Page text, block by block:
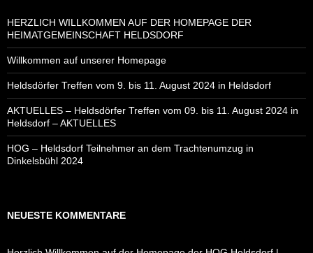
HERZLICH WILLKOMMEN AUF DER HOMEPAGE DER
HEIMATGEMEINSCHAFT HELDSDORF
Willkommen auf unserer Homepage
Heldsdörfer Treffen vom 9. bis 11. August 2024 in Heldsdorf
AKTUELLES – Heldsdörfer Treffen vom 09. bis 11. August 2024 in
Heldsdorf – AKTUELLES
HOG – Heldsdorf Teilnehmer an dem Trachtenumzug in
Dinkelsbühl 2024
NEUESTE KOMMENTARE